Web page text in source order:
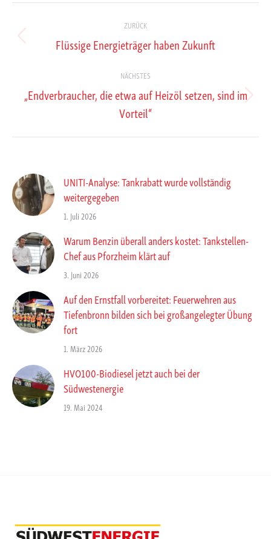
Kommentarnavigation
ZURÜCK
Vorheriger
Flüssige Energieträger haben Zukunft
NÄCHSTES
Nächster
Beitrag:
„Endverbraucher, die etwa auf Heizöl setzen, sind im
Vorteil“
UNITI-Analyse: Tankrabatt wurde vollständig
weitergegeben
1. Juli 2026
Warum Benzin überall anders kostet: Tankstellen-
Chef aus Pforzheim klärt auf
3. Juni 2026
Auf den Ernstfall vorbereitet: Feuerwehren aus
Tiefenbronn bilden sich bei großangelegter Übung
fort
1. März 2026
HVO100-Biodiesel jetzt auch bei der
Südwestenergie
19. Mai 2024